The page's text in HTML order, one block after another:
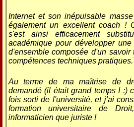
Internet et son inépuisable
également un excellent coach !
s'est ainsi efficacement
académique pour développer
d'ensemble composée d'un savoir
compétences techniques pratiques.
Au terme de ma maîtrise de
demandé (il était grand temps ! :)
fois sorti de l'université, et j'ai
formation universitaire de
informaticien que juriste !